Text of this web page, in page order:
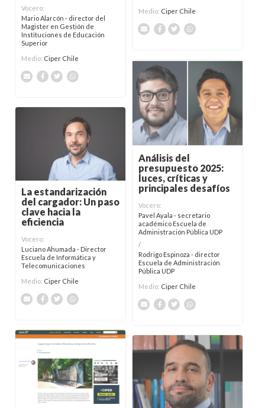
Medio: Ciper Chile
Vocero:
Mario Alarcón - director del
Magister en Gestión de
Instituciones de Educación
Superior
Medio: Ciper Chile
Análisis del
presupuesto 2025:
luces, críticas y
principales desafíos
Vocero:
Pavel Ayala - secretario
académico Escuela de
Administración Pública UDP
/
Rodrigo Espinoza - director
Escuela de Administración
Pública UDP
Medio: Ciper Chile
La estandarización
del cargador: Un paso
clave hacia la
eficiencia
Vocero:
Luciano Ahumada - Director
Escuela de Informática y
Telecomunicaciones
Medio: Ciper Chile